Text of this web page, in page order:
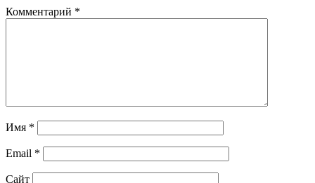
Комментарий *
Имя *
Email *
Сайт